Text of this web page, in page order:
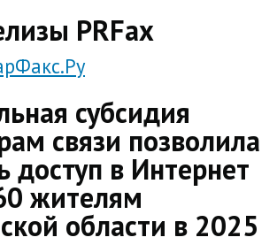
PRFax
субсидия
связи позволила
доступ в Интернет
жителям
области в 2025